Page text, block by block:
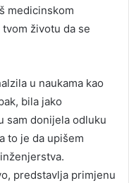
medicinskom
životu da se
u naukama kao
bila jako
sam donijela odluku
to je da upišem
predstavlja primjenu